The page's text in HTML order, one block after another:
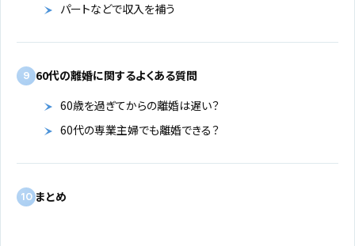
パートなどで収入を補う
9 60代の離婚に関するよくある質問
60歳を過ぎてからの離婚は遅い？
60代の専業主婦でも離婚できる？
10 まとめ